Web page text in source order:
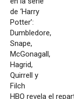
HBO revela el